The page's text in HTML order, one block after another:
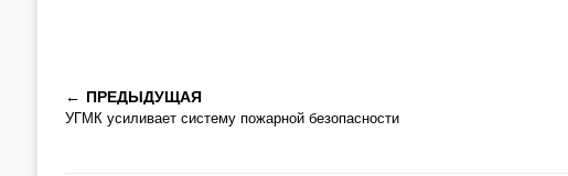
ПРЕДЫДУЩАЯ
УГМК усиливает систему пожарной безопасности